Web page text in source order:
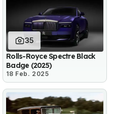
35
Rolls-Royce Spectre Black
Badge (2025)
18 Feb. 2025